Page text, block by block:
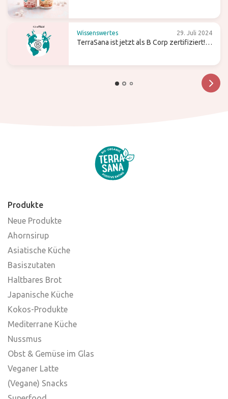
Wissenswertes 29. Juli 2024
TerraSana ist jetzt als B Corp zertifiziert!
Produkte
Neue Produkte
Ahornsirup
Asiatische Küche
Basiszutaten
Haltbares Brot
Japanische Küche
Kokos-Produkte
Mediterrane Küche
Nussmus
Obst & Gemüse im Glas
Veganer Latte
(Vegane) Snacks